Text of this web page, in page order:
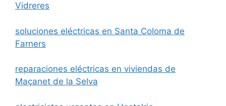
Vidreres
soluciones eléctricas en Santa Coloma de
Farners
reparaciones eléctricas en viviendas de
Maçanet de la Selva